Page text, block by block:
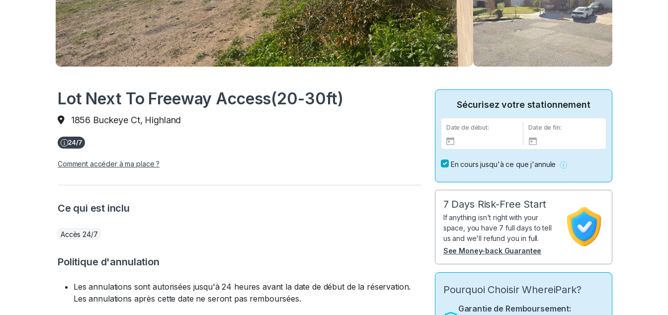
Lot Next To Freeway Access(20-30ft)
1856 Buckeye Ct, Highland
Comment accéder à ma place ?
Ce qui est inclu
Accès 24/7
Politique d'annulation
Les annulations sont autorisées jusqu'à 24 heures avant la date de début de la réservation.
Les annulations après cette date ne seront pas remboursées.
Sécurisez votre stationnement
Date de début: Date de fin:
En cours jusqu'à ce que j'annule
7 Days Risk-Free Start
If anything isn't right with your
space, you have 7 full days to tell
us and we'll refund you in full.
See Money-back Guarantee
Pourquoi Choisir WhereiPark?
Garantie de Remboursement: